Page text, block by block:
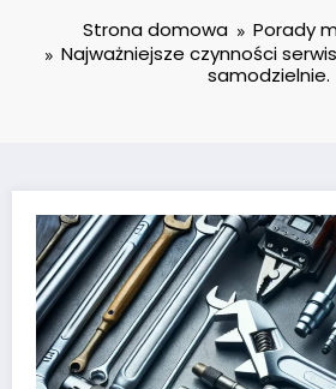
Strona domowa
Porady
Najważniejsze czynności
samodzielnie.